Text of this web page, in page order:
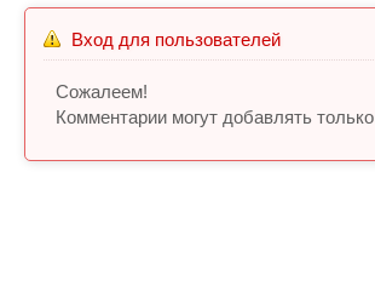
Вход для пользователей
Сожалеем!
Комментарии могут добавлять только